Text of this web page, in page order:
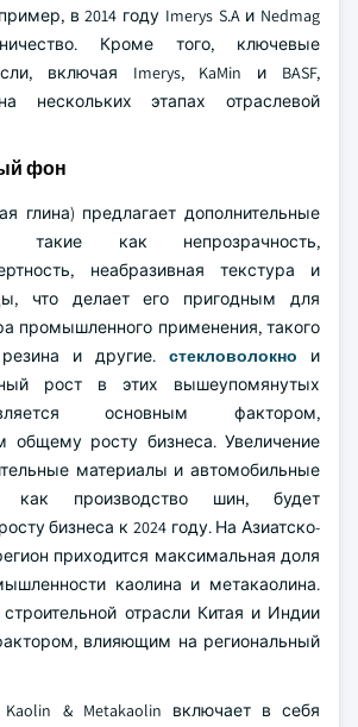
в 2014 году Imerys S.A и Nedmag
Кроме того, ключевые
включая Imerys, KaMin и BASF,
нескольких этапах отраслевой
фон
глина) предлагает дополнительные
такие как непрозрачность,
неабразивная текстура и
что делает его пригодным для
промышленного применения, такого
и другие. стекловолокно и
рост в этих вышеупомянутых
основным фактором,
общему росту бизнеса. Увеличение
материалы и автомобильные
как производство шин, будет
бизнеса к 2024 году. На Азиатско-
приходится максимальная доля
каолина и метакаолина.
отрасли Китая и Индии
влияющим на региональный
& Metakaolin включает в себя